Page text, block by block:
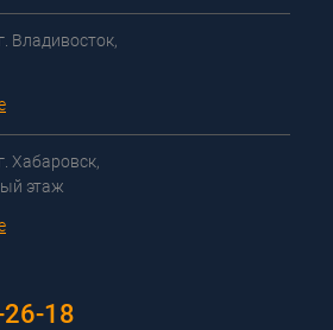
Владивосток,
Хабаровск,
этаж
18